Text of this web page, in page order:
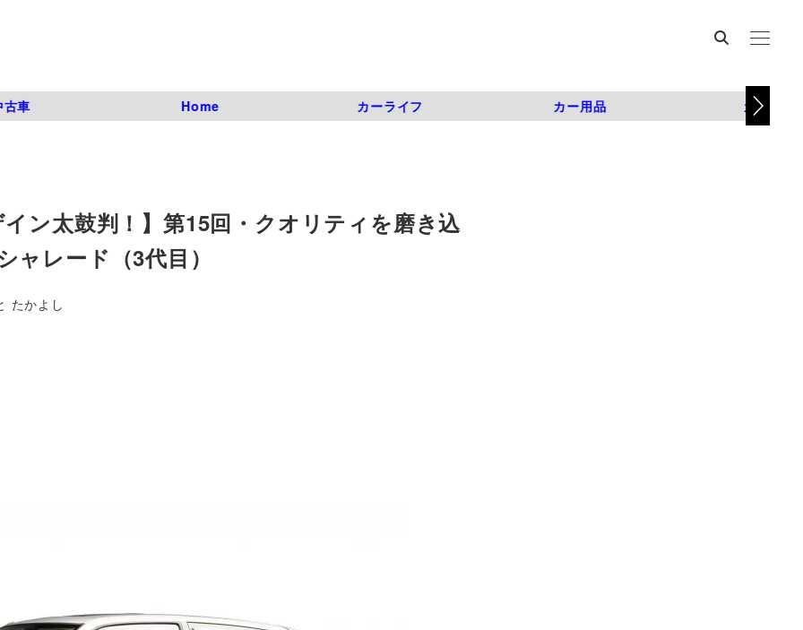
古車 Home カーライフ カー用品 カスタム
ン太鼓判！】第15回・クオリティを磨き込
レード（3代目）
たかよし